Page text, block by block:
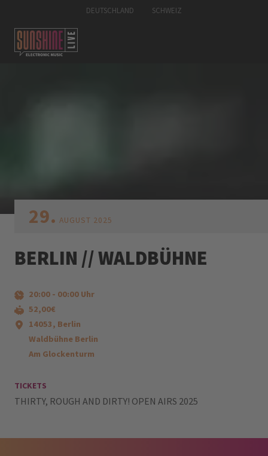
DEUTSCHLAND SCHWEIZ
29. AUGUST 2025
BERLIN // WALDBÜHNE
20:00 - 00:00 Uhr
52,00€
14053, Berlin
Waldbühne Berlin
Am Glockenturm
TICKETS
THIRTY, ROUGH AND DIRTY! OPEN AIRS 2025